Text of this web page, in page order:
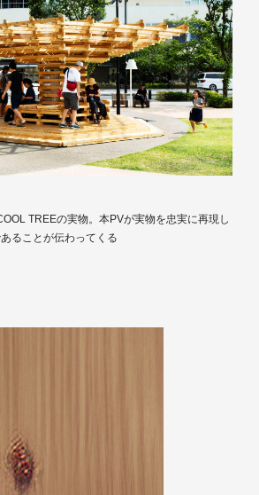
TREEの実物。本PVが実物を忠実に再現し
ることが伝わってくる